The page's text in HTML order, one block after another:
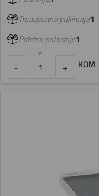
Transportno pakiranje:1
Paletno pakiranje:1
- + KOM